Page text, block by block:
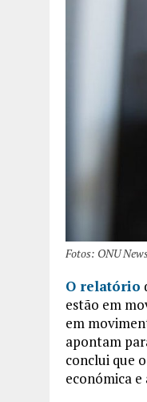
Fotos: ONU
O relatório
estão em
em
apontam
conclui que
económica